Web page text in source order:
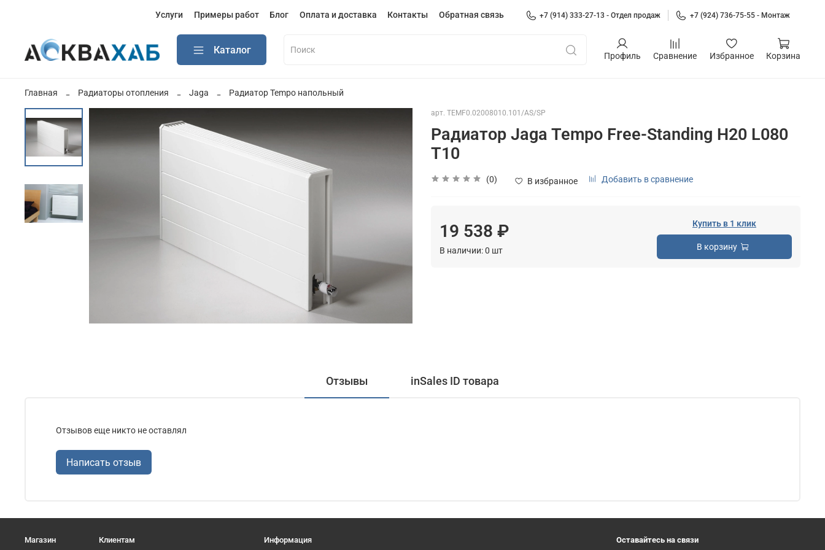
Услуги Примеры работ Блог Оплата и доставка Контакты Обратная связь +7 (914) 333-27-13 - Отдел продаж +7 (924) 736-75-55 - Монтаж
Каталог
Профиль Сравнение Избранное Корзина
Главная Радиаторы отопления Jaga Радиатор Tempo напольный
арт. TEMF0.02008010.101/AS/SP
Радиатор Jaga Tempo Free-Standing H20 L080
T10
(0) В избранное Добавить в сравнение
19 538 ₽
В наличии:0 шт
Купить в 1 клик
В корзину
Отзывы inSales ID товара
Отзывов еще никто не оставлял
Написать отзыв
Магазин Клиентам Информация Оставайтесь на связи